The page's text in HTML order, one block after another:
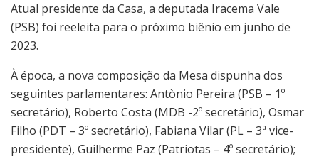
Atual presidente da Casa, a deputada Iracema Vale
(PSB) foi reeleita para o próximo biênio em junho de
2023.
À época, a nova composição da Mesa dispunha dos
seguintes parlamentares: Antònio Pereira (PSB – 1º
secretário), Roberto Costa (MDB -2º secretário), Osmar
Filho (PDT – 3º secretário), Fabiana Vilar (PL – 3ª vice-
presidente), Guilherme Paz (Patriotas – 4º secretário);